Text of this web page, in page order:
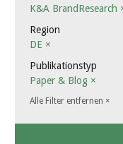
K&A BrandResearch
Region
DE ×
Publikationstyp
Paper & Blog ×
Alle Filter entfernen ×